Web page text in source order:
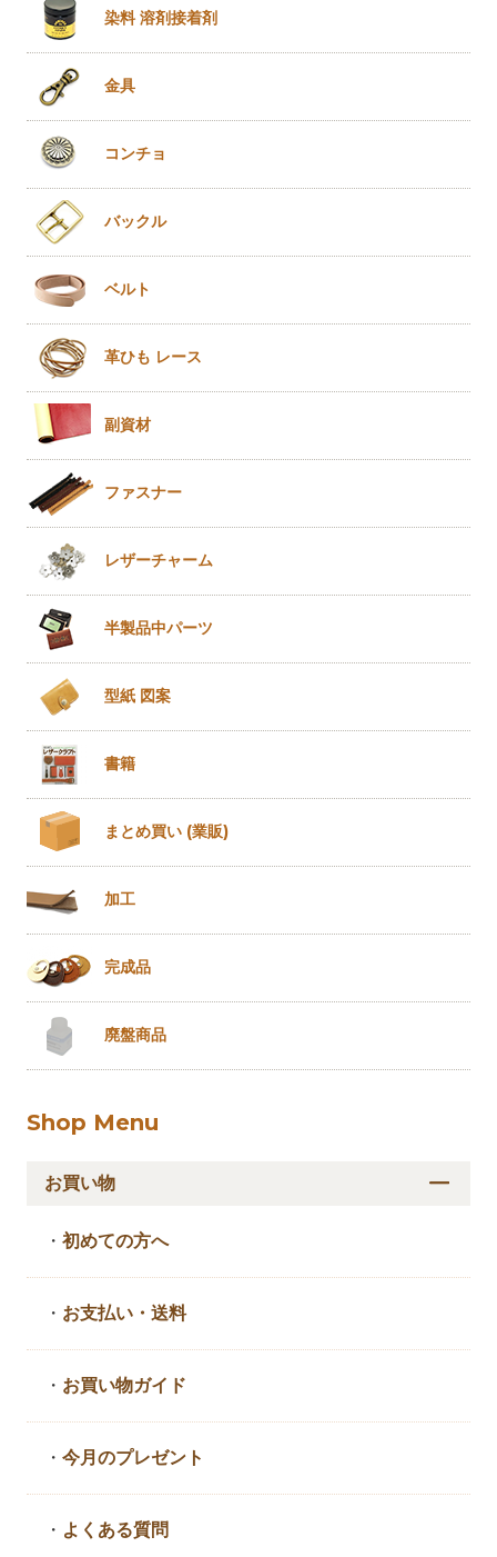
染料 溶剤接着剤
金具
コンチョ
バックル
ベルト
革ひも レース
副資材
ファスナー
レザーチャーム
半製品中パーツ
型紙 図案
書籍
まとめ買い (業販)
加工
完成品
廃盤商品
Shop Menu
お買い物
・初めての方へ
・ お支払い・送料
・ お買い物ガイド
・今月のプレゼント
・ よくある質問